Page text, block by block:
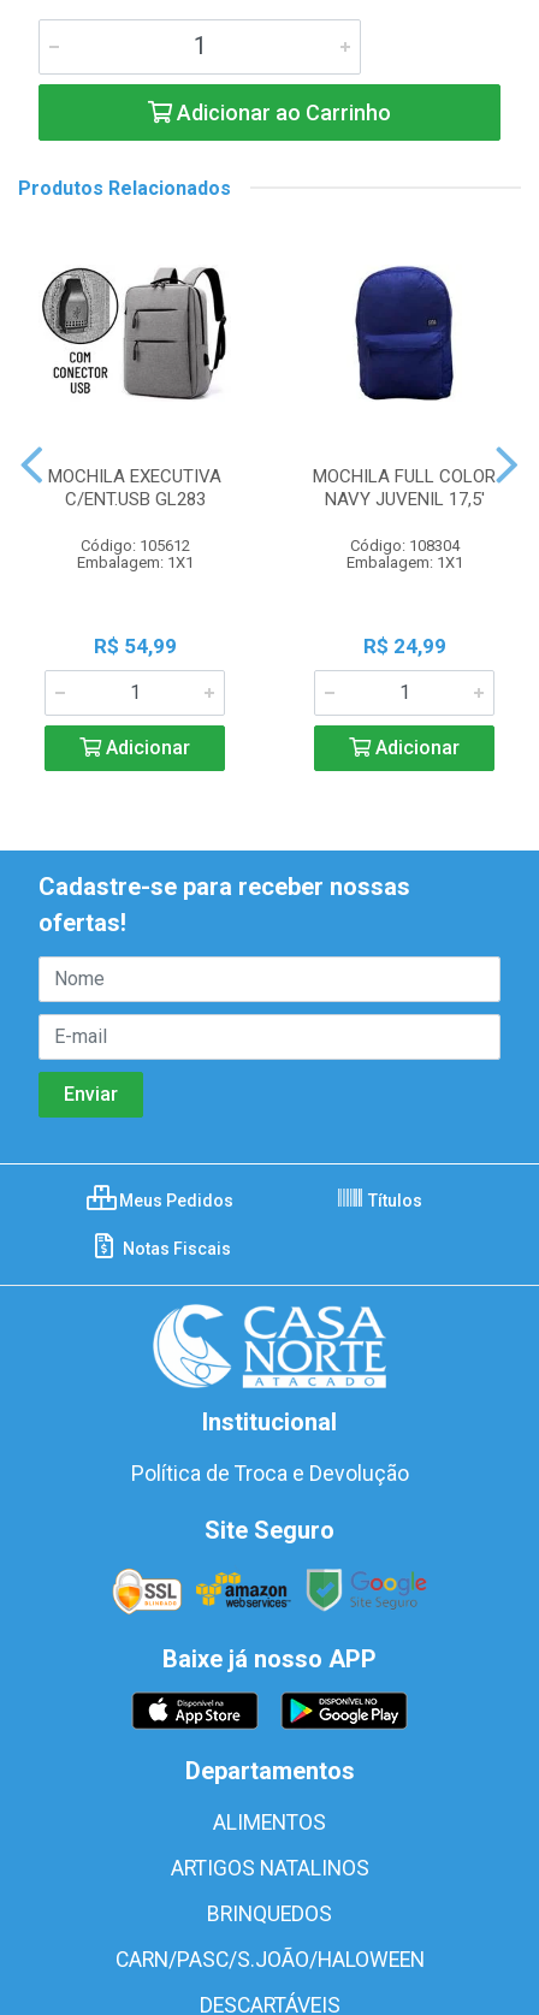
Adicionar ao Carrinho
Produtos Relacionados
MOCHILA EXECUTIVA
C/ENT.USB GL283
Código: 105612
Embalagem: 1X1
R$ 54,99
Adicionar
MOCHILA FULL COLOR
NAVY JUVENIL 17,5'
Código: 108304
Embalagem: 1X1
R$ 24,99
Adicionar
Cadastre-se para receber nossas
ofertas!
Meus Pedidos Títulos
Notas Fiscais
Institucional
Política de Troca e Devolução
Site Seguro
Baixe já nosso APP
Departamentos
ALIMENTOS
ARTIGOS NATALINOS
BRINQUEDOS
CARN/PASC/S.JOÃO/HALOWEEN
DESCARTÁVEIS